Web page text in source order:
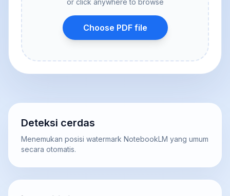
or click anywhere to browse
Choose PDF file
Deteksi cerdas
Menemukan posisi watermark NotebookLM yang umum
secara otomatis.